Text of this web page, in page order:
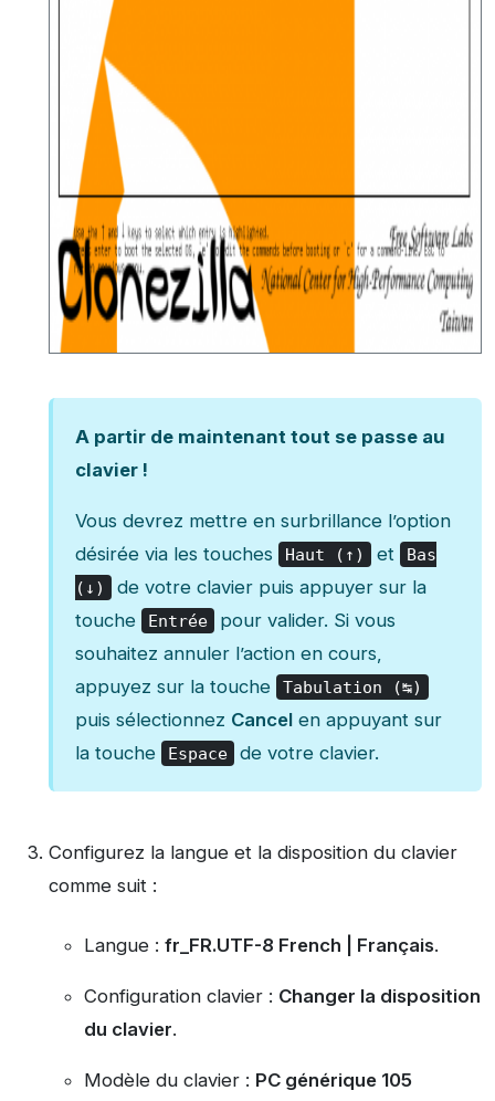
A partir de maintenant tout se passe au
clavier !
Vous devrez mettre en surbrillance l’option
désirée via les touches
Haut (↑) et
Bas
(↓)
de votre clavier puis appuyer sur la
touche
Entrée
pour valider. Si vous
souhaitez annuler l’action en cours,
appuyez sur la touche
Tabulation (↹)
puis sélectionnez Cancel en appuyant sur
la touche
Espace de votre clavier.
Configurez la langue et la disposition du clavier
comme suit :
Langue : fr_FR.UTF-8 French | Français.
Configuration clavier : Changer la disposition
du clavier.
Modèle du clavier : PC générique 105